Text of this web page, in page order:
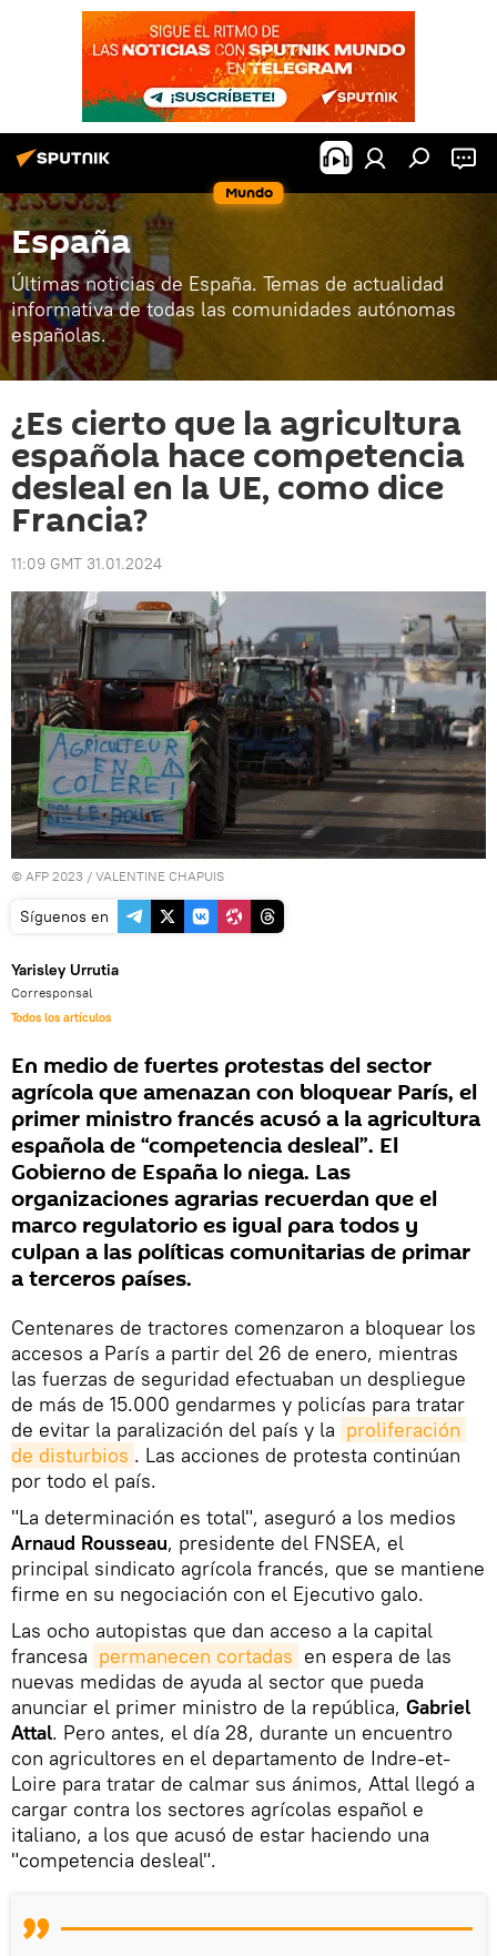
Mundo
España
Últimas noticias de España. Temas de actualidad
informativa de todas las comunidades autónomas
españolas.
¿Es cierto que la agricultura
española hace competencia
desleal en la UE, como dice
Francia?
11:09 GMT 31.01.2024
© AFP 2023 / VALENTINE CHAPUIS
Síguenos en
Yarisley Urrutia
Corresponsal
Todos los artículos
En medio de fuertes protestas del sector
agrícola que amenazan con bloquear París, el
primer ministro francés acusó a la agricultura
española de “competencia desleal”. El
Gobierno de España lo niega. Las
organizaciones agrarias recuerdan que el
marco regulatorio es igual para todos y
culpan a las políticas comunitarias de primar
a terceros países.
Centenares de tractores comenzaron a bloquear los
accesos a París a partir del 26 de enero, mientras
las fuerzas de seguridad efectuaban un despliegue
de más de 15.000 gendarmes y policías para tratar
de evitar la paralización del país y la proliferación
de disturbios . Las acciones de protesta continúan
por todo el país.
"La determinación es total", aseguró a los medios
Arnaud Rousseau, presidente del FNSEA, el
principal sindicato agrícola francés, que se mantiene
firme en su negociación con el Ejecutivo galo.
Las ocho autopistas que dan acceso a la capital
francesa permanecen cortadas en espera de las
nuevas medidas de ayuda al sector que pueda
anunciar el primer ministro de la república, Gabriel
Attal. Pero antes, el día 28, durante un encuentro
con agricultores en el departamento de Indre-et-
Loire para tratar de calmar sus ánimos, Attal llegó a
cargar contra los sectores agrícolas español e
italiano, a los que acusó de estar haciendo una
"competencia desleal".